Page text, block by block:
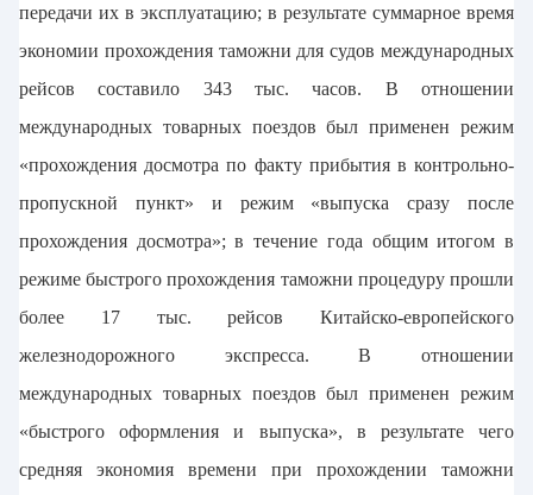
передачи их в эксплуатацию; в результате суммарное время
экономии прохождения таможни для судов международных
рейсов составило 343 тыс. часов. В отношении
международных товарных поездов был применен режим
«прохождения досмотра по факту прибытия в контрольно-
пропускной пункт» и режим «выпуска сразу после
прохождения досмотра»; в течение года общим итогом в
режиме быстрого прохождения таможни процедуру прошли
более 17 тыс. рейсов Китайско-европейского
железнодорожного экспресса. В отношении
международных товарных поездов был применен режим
«быстрого оформления и выпуска», в результате чего
средняя экономия времени при прохождении таможни